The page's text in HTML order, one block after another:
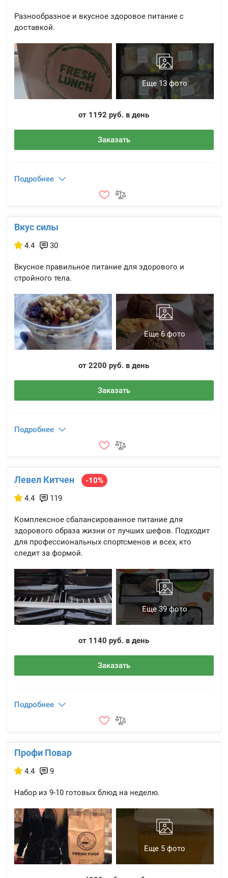
Разнообразное и вкусное здоровое питание с
доставкой.
Еще 13 фото
от 1192 руб. в день
Заказать
Подробнее
Вкус силы
4.4 30
Вкусное правильное питание для здорового и
стройного тела.
Еще 6 фото
от 2200 руб. в день
Заказать
Подробнее
Левел Китчен
-10%
4.4
119
Комплексное сбалансированное питание для
здорового образа жизни от лучших шефов. Подходит
для профессиональных спортсменов и всех, кто
следит за формой.
Еще 39 фото
от 1140 руб. в день
Заказать
Подробнее
Профи Повар
4.4 9
Набор из 9-10 готовых блюд на неделю.
Еще 5 фото